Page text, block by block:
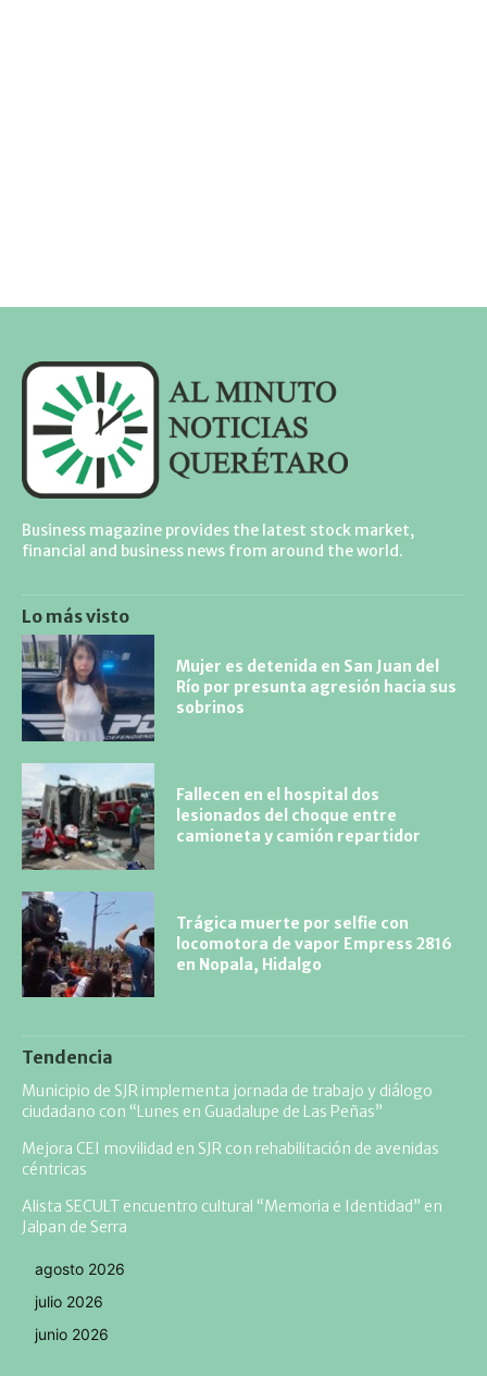
Business magazine provides the latest stock market,
financial and business news from around the world.
Lo más visto
Mujer es detenida en San Juan del
Río por presunta agresión hacia sus
sobrinos
Fallecen en el hospital dos
lesionados del choque entre
camioneta y camión repartidor
Trágica muerte por selfie con
locomotora de vapor Empress 2816
en Nopala, Hidalgo
Tendencia
Municipio de SJR implementa jornada de trabajo y diálogo
ciudadano con “Lunes en Guadalupe de Las Peñas”
Mejora CEI movilidad en SJR con rehabilitación de avenidas
céntricas
Alista SECULT encuentro cultural “Memoria e Identidad” en
Jalpan de Serra
agosto 2026
julio 2026
junio 2026